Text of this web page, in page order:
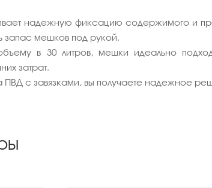
надежную фиксацию содержимого и
запас мешков под рукой.
в 30 литров, мешки идеально
затрат.
с завязками, вы получаете надежное